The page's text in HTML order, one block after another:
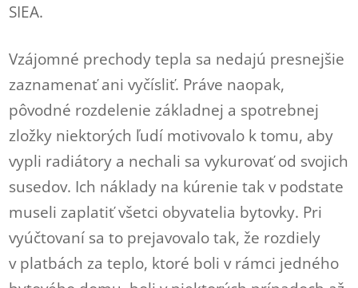
SIEA.
Vzájomné prechody tepla sa nedajú presnejšie
zaznamenať ani vyčísliť. Práve naopak,
pôvodné rozdelenie základnej a spotrebnej
zložky niektorých ľudí motivovalo k tomu, aby
vypli radiátory a nechali sa vykurovať od svojich
susedov. Ich náklady na kúrenie tak v podstate
museli zaplatiť všetci obyvatelia bytovky. Pri
vyúčtovaní sa to prejavovalo tak, že rozdiely
v platbách za teplo, ktoré boli v rámci jedného